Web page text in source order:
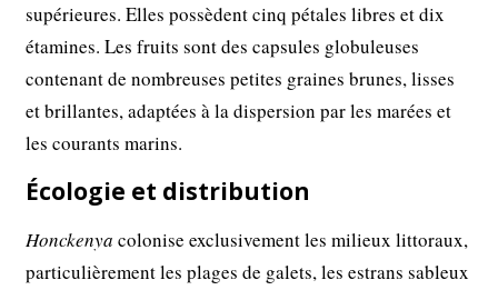
supérieures. Elles possèdent cinq pétales libres et dix
étamines. Les fruits sont des capsules globuleuses
contenant de nombreuses petites graines brunes, lisses
et brillantes, adaptées à la dispersion par les marées et
les courants marins.
Écologie et distribution
Honckenya colonise exclusivement les milieux littoraux,
particulièrement les plages de galets, les estrans sableux